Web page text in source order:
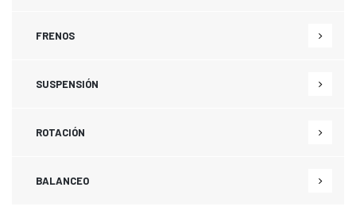
FRENOS
SUSPENSIÓN
ROTACIÓN
BALANCEO